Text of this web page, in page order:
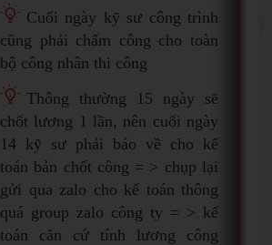
Cuối ngày kỹ sư công trình
cũng phải chấm công cho toàn
bộ công nhân thi công
Thông thường 15 ngày sẽ
chốt lương 1 lần, nên cuối ngày
14 kỹ sư phải báo về cho kế
toán bản chốt công = > chụp lại
gửi qua zalo cho kế toán thông
quá group zalo công ty = > kế
toán căn cứ tính lương công